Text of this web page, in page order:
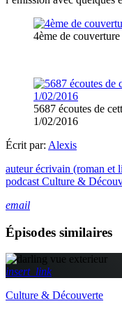
4ème de couverture
5687 écoutes de
1/02/2016
Écrit par: Alexis
auteur écrivain (roman et
podcast Culture &
email
Épisodes similaires
insert_link
Culture & Découverte